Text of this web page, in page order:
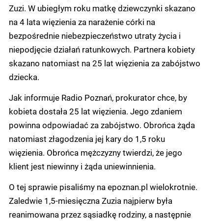
Zuzi. W ubiegłym roku matkę dziewczynki skazano
na 4 lata więzienia za narażenie córki na
bezpośrednie niebezpieczeństwo utraty życia i
niepodjęcie działań ratunkowych. Partnera kobiety
skazano natomiast na 25 lat więzienia za zabójstwo
dziecka.
Jak informuje Radio Poznań, prokurator chce, by
kobieta dostała 25 lat więzienia. Jego zdaniem
powinna odpowiadać za zabójstwo. Obrońca żąda
natomiast złagodzenia jej kary do 1,5 roku
więzienia. Obrońca mężczyzny twierdzi, że jego
klient jest niewinny i żąda uniewinnienia.
O tej sprawie pisaliśmy na epoznan.pl wielokrotnie.
Zaledwie 1,5-miesięczna Zuzia najpierw była
reanimowana przez sąsiadkę rodziny, a następnie